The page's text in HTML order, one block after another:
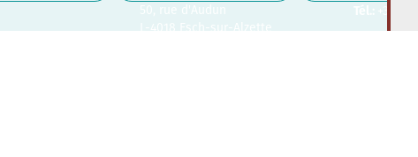
50, rue d'Audun
L-4018 Esch-sur-Alzette
Tél.: +352